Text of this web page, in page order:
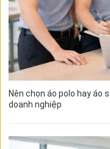
Nên chọn áo polo hay áo
doanh nghiệp